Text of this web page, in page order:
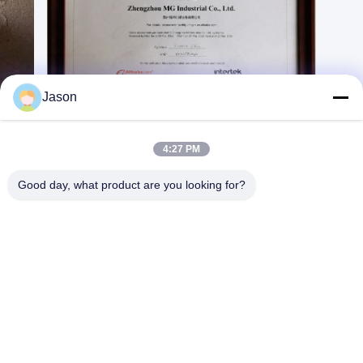
klant om zelf te installeren.
installatie en het opdragen
van de volledige
productielijn te voltooien.
Jason
4:27 PM
Good day, what product are you looking for?